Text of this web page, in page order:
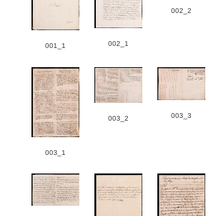
001_1 002_1
002_2
003_1
003_2 003_3